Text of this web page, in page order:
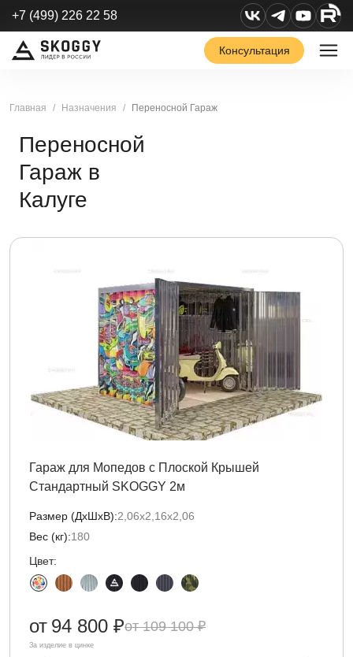
+7 (499) 226 22 58
Консультация
Главная Назначения Переносной Гараж
Переносной
Гараж в
Калуге
Гараж для Мопедов с Плоской Крышей
Стандартный SKOGGY 2м
Размер (ДxШxВ):2,06х2,16х2,06
Вес (кг):180
Цвет:
109 100 ₽
от 94 800 ₽
За изделие в цинке